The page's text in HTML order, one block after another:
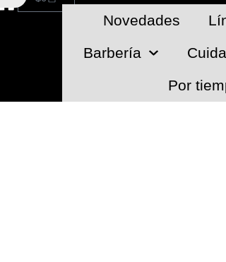
Novedades
Barbería
Por